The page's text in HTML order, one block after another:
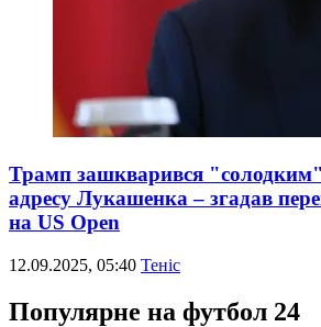
Трамп зашкварився
адресу Лукашенка – згадав
на US Open
12.09.2025, 05:40 Теніс
Популярне на футбол 24